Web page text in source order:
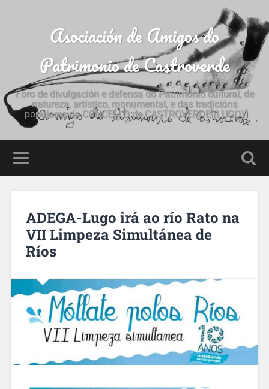
Asociación de Amigos do
Patrimonio de Castroverde
Foro de divulgación e defensa do Patrimonio cultural, de
natureza, artístico, monumental, e das tradicións
populares do CONCELLO de CASTROVERDE (LUGO)
ADEGA-Lugo irá ao río Rato na
VII Limpeza Simultánea de
Ríos